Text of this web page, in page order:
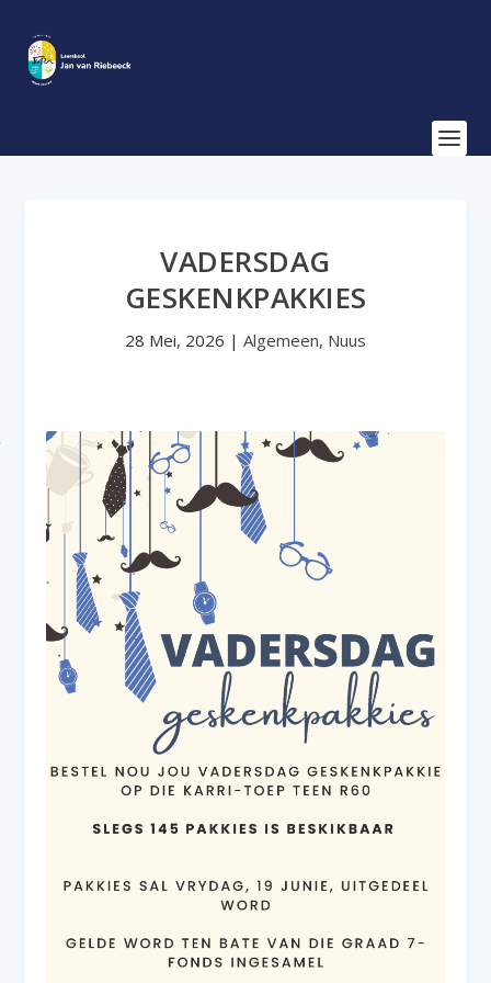
VADERSDAG
GESKENKPAKKIES
28 Mei, 2026 | Algemeen, Nuus